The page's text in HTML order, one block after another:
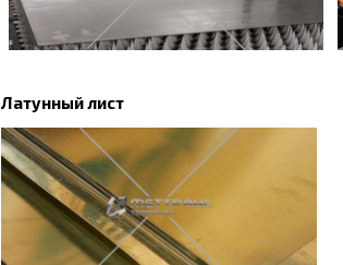
Латунный лист